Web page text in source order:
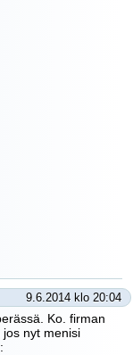
9.6.2014 klo 20:04
Ko. firman
nyt menisi